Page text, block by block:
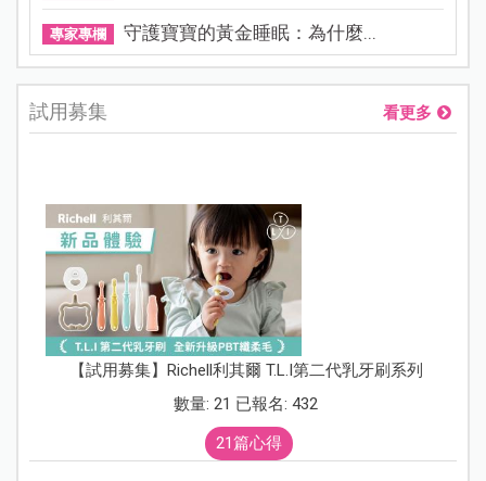
專家專欄 守護寶寶的黃金睡眠：為什麼...
試用募集 看更多
【試用募集】Richell利其爾 T.L.I第二代乳牙刷系列
數量: 21 已報名: 432
21篇心得